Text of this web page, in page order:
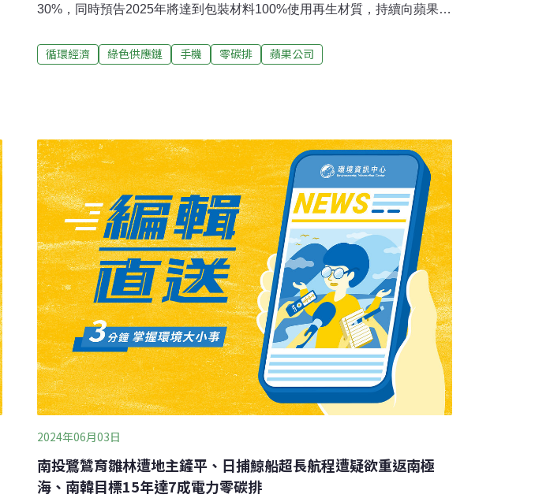
30%，同時預告2025年將達到包裝材料100%使用再生材質，持續向蘋果
Max，具備更大的顯示器、可快速取用先進相機系統的全新「相機控制」、
創新專業級相機功能帶來全新創意能力，由A18 Pro晶片驅動。全新Pro機
高，支援微距攝影；兩款Pro機型皆具備5倍望遠相機；還有錄音室品質麥
克風，可錄製更生動的音訊。iPhone 16 Pro Max
循環經濟 綠色供應鏈 手機 零碳排 蘋果公司
2024年06月03日
南投鷺鷥育雛林遭地主鏟平、日捕鯨船超長航程遭疑欲重返南極
海、南韓目標15年達7成電力零碳排